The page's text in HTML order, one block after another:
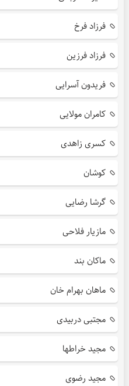
فرزاد فرخ
فرزاد فرزین
فریدون آسرایی
کامران مولایی
کسری زاهدی
کوشان
گرشا رضایی
مازیار فلاحی
ماکان بند
ماهان بهرام خان
مجتبی دربیدی
مجید خراطها
مجید رضوی